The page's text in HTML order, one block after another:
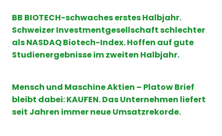
BB BIOTECH-schwaches erstes Halbjahr.
Schweizer Investmentgesellschaft schlechter
als NASDAQ Biotech-Index. Hoffen auf gute
Studienergebnisse im zweiten Halbjahr.
Mensch und Maschine Aktien – Platow Brief
bleibt dabei: KAUFEN. Das Unternehmen liefert
seit Jahren immer neue Umsatzrekorde.